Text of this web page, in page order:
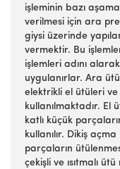
işleminin bazı
verilmesi için ara
giysi üzerinde
vermektir. Bu
işlemleri adını
uygulanırlar. Ara
elektrikli el ütüleri ve
kullanılmaktadır. El
katlı küçük
kullanılır. Dikiş
parçaların
çekişli ve ısıtmalı